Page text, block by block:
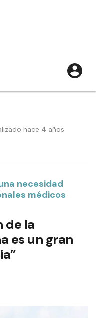
hace 4 años
necesidad
médicos
de la
es un gran